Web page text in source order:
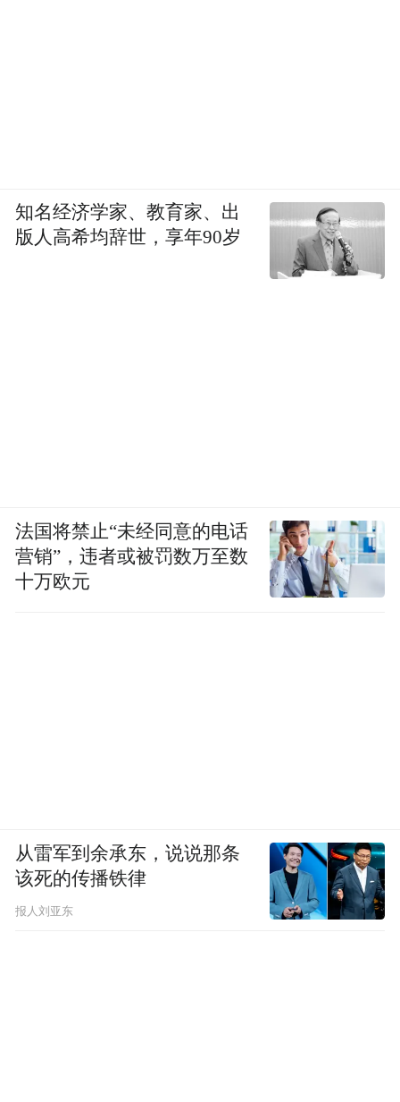
知名经济学家、教育家、出
版人高希均辞世，享年90岁
法国将禁止“未经同意的电话
营销”，违者或被罚数万至数
十万欧元
从雷军到余承东，说说那条
该死的传播铁律
报人刘亚东